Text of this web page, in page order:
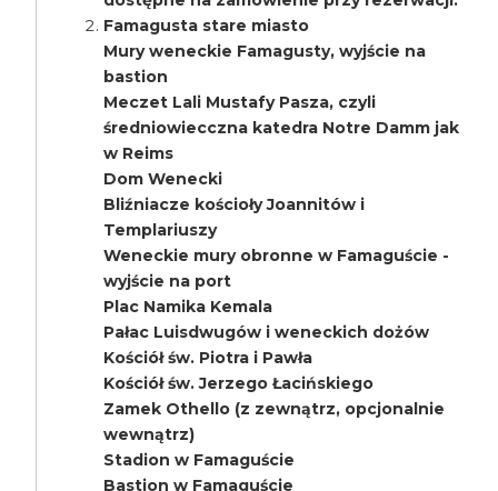
Famagusta stare miasto
Mury weneckie Famagusty, wyjście na
bastion
Meczet Lali Mustafy Pasza, czyli
średniowiecczna katedra Notre Damm jak
w Reims
Dom Wenecki
Bliźniacze kościoły Joannitów i
Templariuszy
Weneckie mury obronne w Famaguście -
wyjście na port
Plac Namika Kemala
Pałac Luisdwugów i weneckich dożów
Kościół św. Piotra i Pawła
Kościół św. Jerzego Łacińskiego
Zamek Othello (z zewnątrz, opcjonalnie
wewnątrz)
Stadion w Famaguście
Bastion w Famaguście